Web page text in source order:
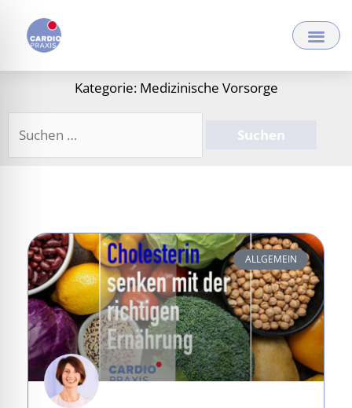
Inhalt
springen
Kategorie: Medizinische Vorsorge
ALLGEMEIN
SeiteSeiteSeite